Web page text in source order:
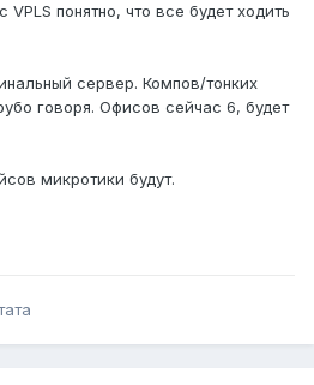
понятно, что все будет ходить
сервер. Компов/тонких
говоря. Офисов сейчас 6, будет
микротики будут.